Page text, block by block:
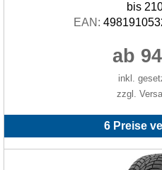
bis
EAN:
ab
inkl.
zzgl.
6 Preise